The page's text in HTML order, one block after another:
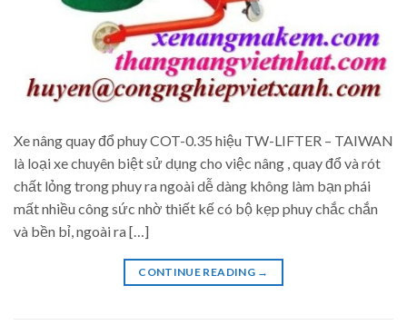
Xe nâng quay đổ phuy COT-0.35 hiệu TW-LIFTER – TAIWAN
là loại xe chuyên biệt sử dụng cho việc nâng , quay đổ và rót
chất lỏng trong phuy ra ngoài dễ dàng không làm bạn phái
mất nhiều công sức nhờ thiết kế có bộ kẹp phuy chắc chắn
và bền bỉ, ngoài ra […]
CONTINUE READING →